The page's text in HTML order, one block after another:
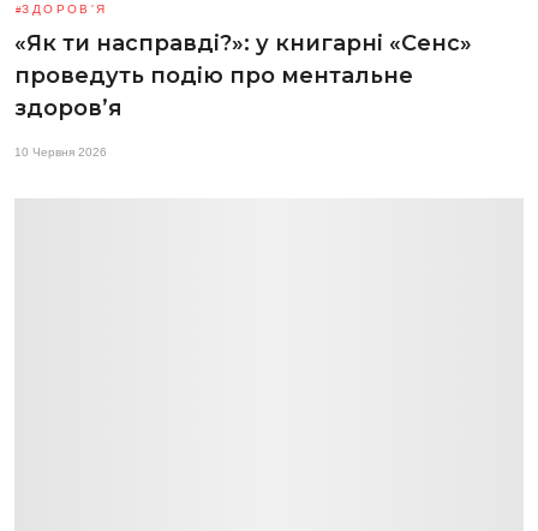
ЗДОРОВ'Я
«Як ти насправді?»: у книгарні «Сенс»
проведуть подію про ментальне
здоров’я
10 Червня 2026